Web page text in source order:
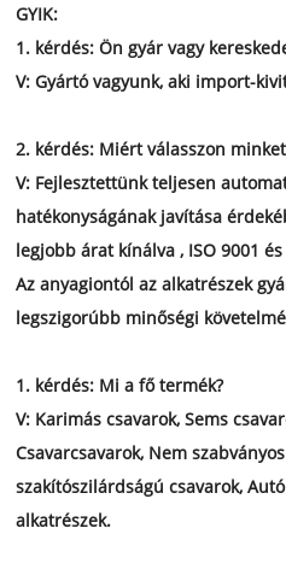
GYIK:
1. kérdés: Ön gyár vagy
V: Gyártó vagyunk, aki import-
2. kérdés: Miért válasszon
V: Fejlesztettünkteljesen
hatékonyságának javítása
legjobb árat kínálva, ISO 9001
Az anyagiontól az alkatrészek
legszigorúbb minőségi
1. kérdés: Mi a fő termék?
V: Karimás csavarok, Sems
Csavarcsavarok, Nem
szakítószilárdságú csavarok,
alkatrészek.